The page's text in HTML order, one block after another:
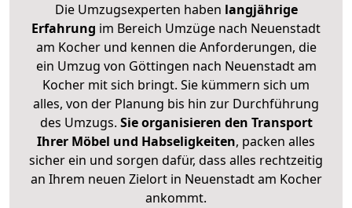
Die Umzugsexperten haben langjährige
Erfahrung im Bereich Umzüge nach Neuenstadt
am Kocher und kennen die Anforderungen, die
ein Umzug von Göttingen nach Neuenstadt am
Kocher mit sich bringt. Sie kümmern sich um
alles, von der Planung bis hin zur Durchführung
des Umzugs. Sie organisieren den Transport
Ihrer Möbel und Habseligkeiten, packen alles
sicher ein und sorgen dafür, dass alles rechtzeitig
an Ihrem neuen Zielort in Neuenstadt am Kocher
ankommt.